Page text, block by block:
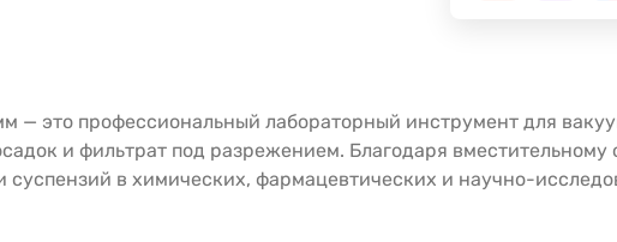
это профессиональный лабораторный инструмент для
и фильтрат под разрежением. Благодаря вместительному
в химических, фармацевтических и научно-